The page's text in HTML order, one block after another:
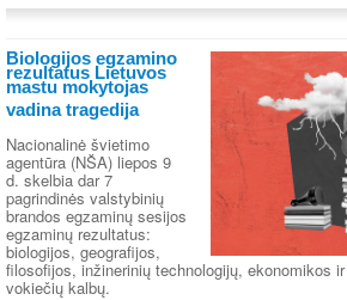
Biologijos egzamino
rezultatus Lietuvos
mastu mokytojas
vadina tragedija
Nacionalinė švietimo
agentūra (NŠA) liepos 9
d. skelbia dar 7
pagrindinės valstybinių
brandos egzaminų sesijos
egzaminų rezultatus:
biologijos, geografijos,
filosofijos, inžinerinių technologijų, ekonomikos
vokiečių kalbų.